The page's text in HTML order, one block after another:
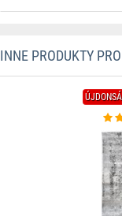
INNE PRODUKTY